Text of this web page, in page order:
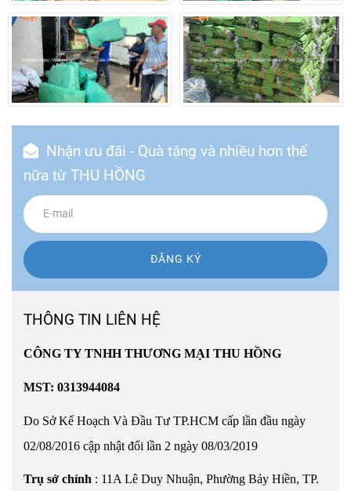
Nhận ưu đãi - Quà tặng và nhiều hơn thế
nữa từ THU HỒNG
ĐĂNG KÝ
THÔNG TIN LIÊN HỆ
CÔNG TY TNHH THƯƠNG MẠI THU HỒNG
MST: 0313944084
Do Sở Kế Hoạch Và Đầu Tư TP.HCM cấp lần đầu ngày
02/08/2016 cập nhật đổi lần 2 ngày 08/03/2019
Trụ sở chính : 11A Lê Duy Nhuận, Phường Bảy Hiền, TP.